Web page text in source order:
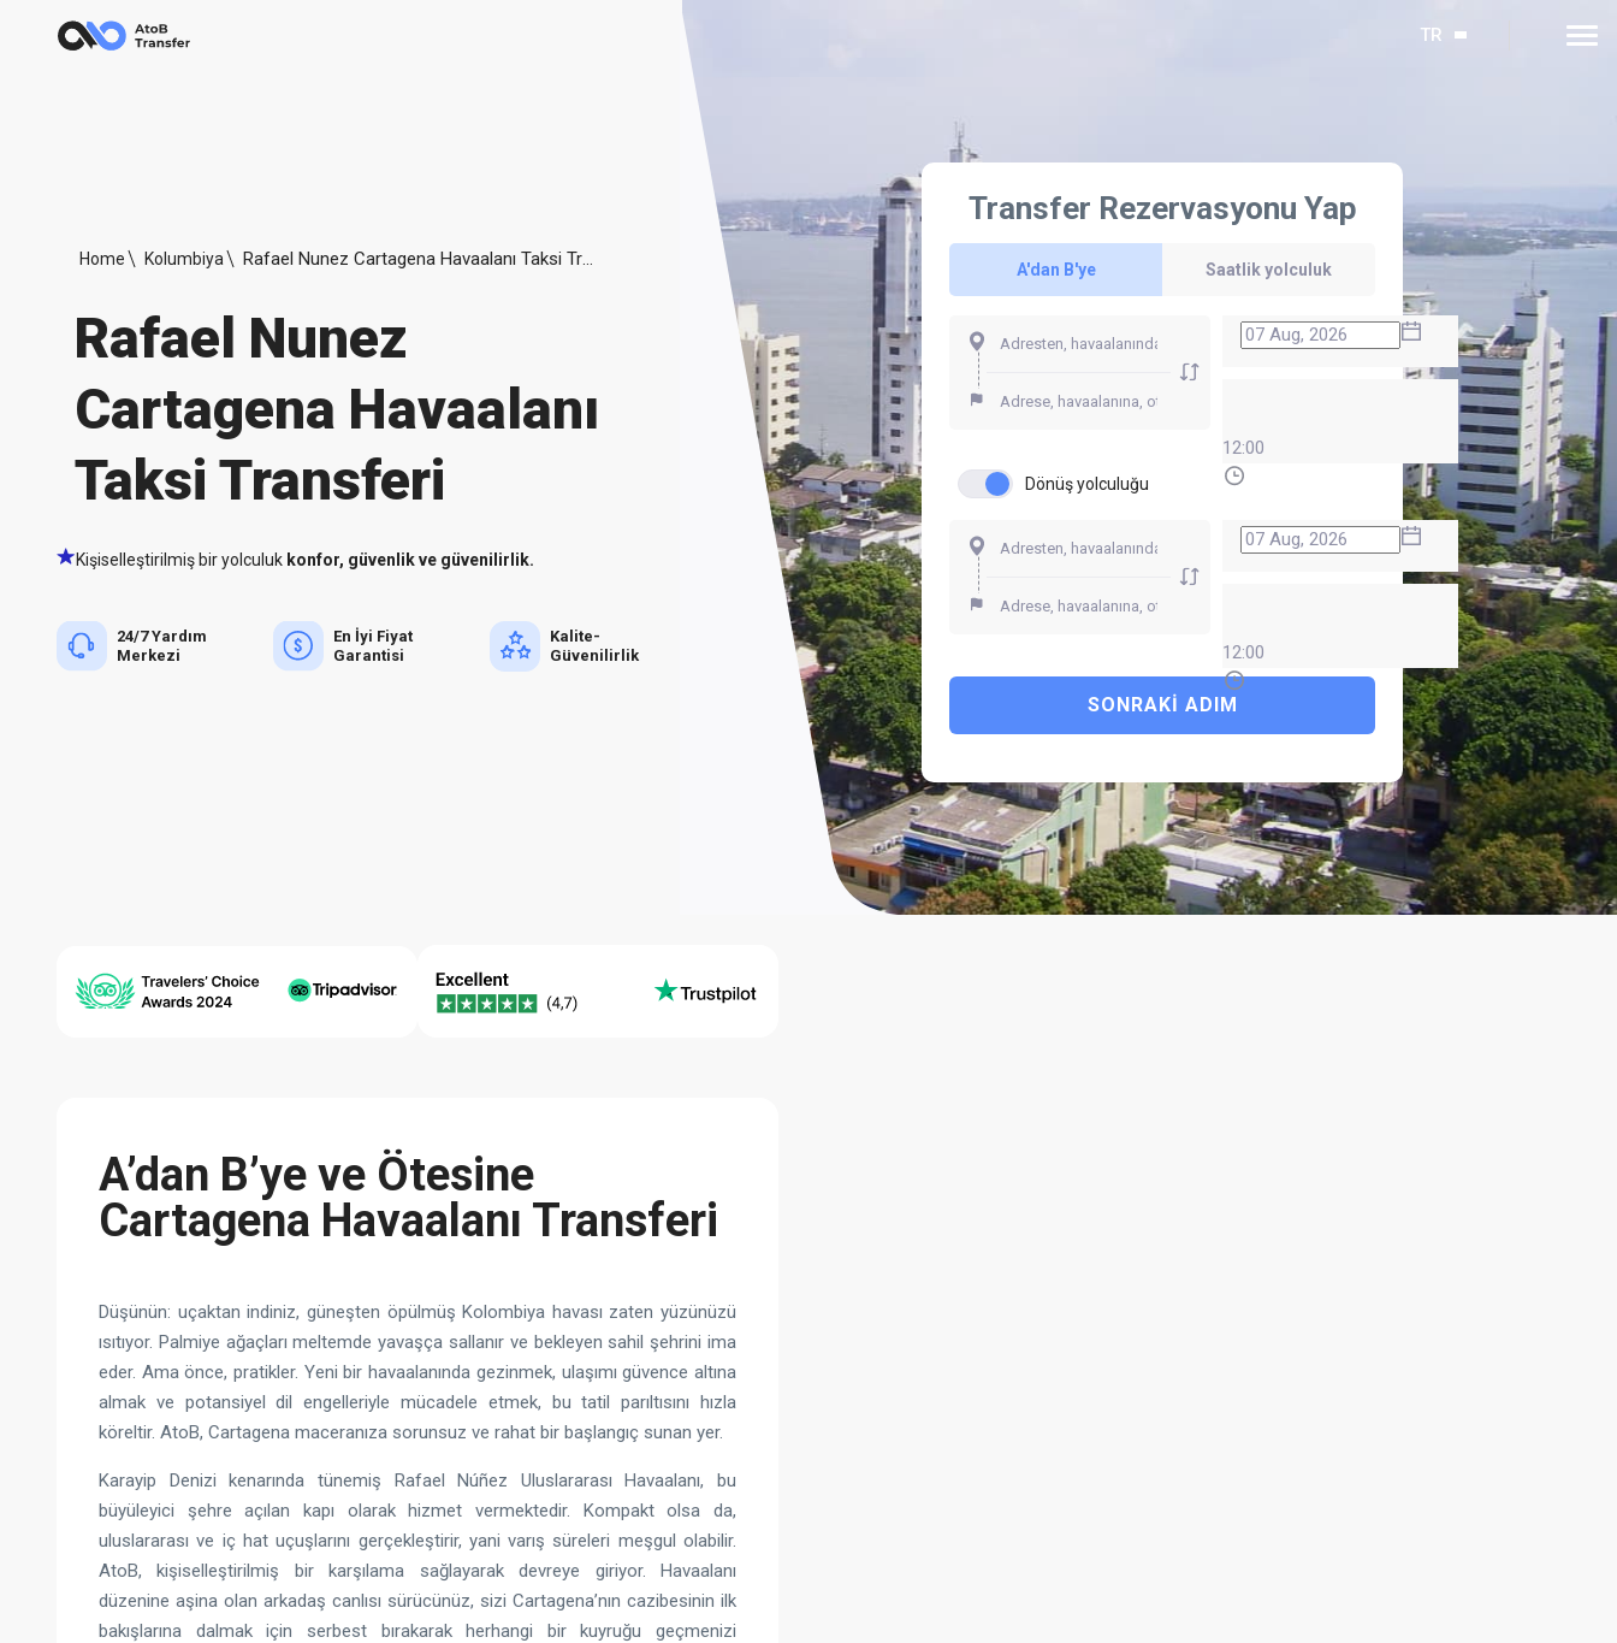
TR
Home Kolumbiya
Rafael Nunez
Cartagena Havaalanı
Taksi Transferi
Kişiselleştirilmiş bir yolculuk konfor, güvenlik ve güvenilirlik.
24/7 Yardım
Merkezi
En İyi Fiyat
Garantisi
Kalite-
Güvenilirlik
Transfer Rezervasyonu Yap
A'dan B'ye Saatlik yolculuk
12:00
Dönüş yolculuğu
12:00
SONRAKI ADIM
A’dan B’ye ve Ötesine
Cartagena Havaalanı Transferi
Düşünün: uçaktan indiniz, güneşten öpülmüş Kolombiya havası zaten yüzünüzü
ısıtıyor. Palmiye ağaçları meltemde yavaşça sallanır ve bekleyen sahil şehrini ima
eder. Ama önce, pratikler. Yeni bir havaalanında gezinmek, ulaşımı güvence altına
almak ve potansiyel dil engelleriyle mücadele etmek, bu tatil parıltısını hızla
köreltir. AtoB, Cartagena maceranıza sorunsuz ve rahat bir başlangıç sunan yer.
Karayip Denizi kenarında tünemiş Rafael Núñez Uluslararası Havaalanı, bu
büyüleyici şehre açılan kapı olarak hizmet vermektedir. Kompakt olsa da,
uluslararası ve iç hat uçuşlarını gerçekleştirir, yani varış süreleri meşgul olabilir.
AtoB, kişiselleştirilmiş bir karşılama sağlayarak devreye giriyor. Havaalanı
düzenine aşina olan arkadaş canlısı sürücünüz, sizi Cartagena’nın cazibesinin ilk
bakışlarına dalmak için serbest bırakarak herhangi bir kuyruğu geçmenizi